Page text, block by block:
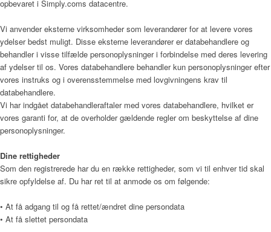
Sådan bliver man henvist
Praktisk information
Frivillig
opbevaret i Simply.coms datacentre.
Vi anvender eksterne virksomheder som leverandører for at levere vores
ydelser bedst muligt. Disse eksterne leverandører er databehandlere og
behandler i visse tilfælde personoplysninger i forbindelse med deres levering
af ydelser til os. Vores databehandlere behandler kun personoplysninger efter
vores instruks og i overensstemmelse med lovgivningens krav til
databehandlere.
Vi har indgået databehandleraftaler med vores databehandlere, hvilket er
vores garanti for, at de overholder gældende regler om beskyttelse af dine
personoplysninger.
Dine rettigheder
Som den registrerede har du en række rettigheder, som vi til enhver tid skal
sikre opfyldelse af. Du har ret til at anmode os om følgende:
• At få adgang til og få rettet/ændret dine persondata
• At få slettet persondata